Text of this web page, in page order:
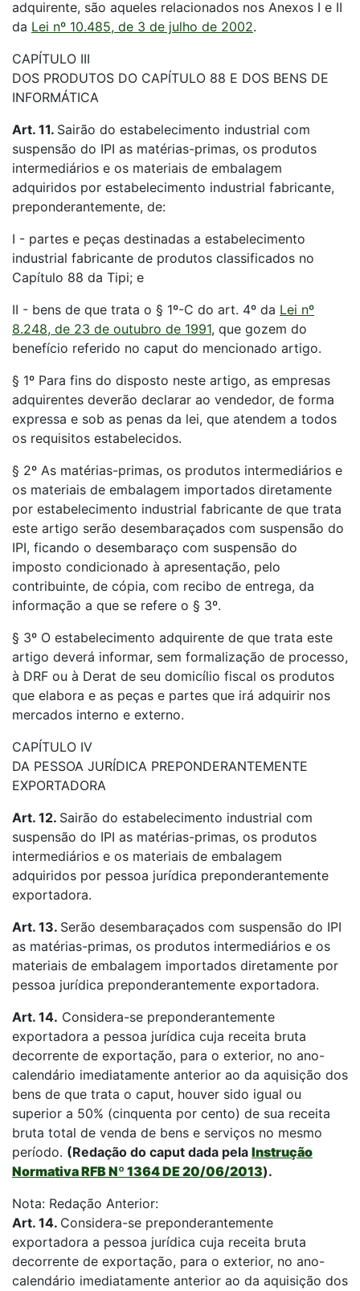
adquirente, são aqueles relacionados nos Anexos I e II
da Lei nº 10.485, de 3 de julho de 2002.
CAPÍTULO III
DOS PRODUTOS DO CAPÍTULO 88 E DOS BENS DE
INFORMÁTICA
Art. 11. Sairão do estabelecimento industrial com
suspensão do IPI as matérias-primas, os produtos
intermediários e os materiais de embalagem
adquiridos por estabelecimento industrial fabricante,
preponderantemente, de:
I - partes e peças destinadas a estabelecimento
industrial fabricante de produtos classificados no
Capítulo 88 da Tipi; e
II - bens de que trata o § 1º-C do art. 4º da Lei nº
8.248, de 23 de outubro de 1991, que gozem do
benefício referido no caput do mencionado artigo.
§ 1º Para fins do disposto neste artigo, as empresas
adquirentes deverão declarar ao vendedor, de forma
expressa e sob as penas da lei, que atendem a todos
os requisitos estabelecidos.
§ 2º As matérias-primas, os produtos intermediários e
os materiais de embalagem importados diretamente
por estabelecimento industrial fabricante de que trata
este artigo serão desembaraçados com suspensão do
IPI, ficando o desembaraço com suspensão do
imposto condicionado à apresentação, pelo
contribuinte, de cópia, com recibo de entrega, da
informação a que se refere o § 3º.
§ 3º O estabelecimento adquirente de que trata este
artigo deverá informar, sem formalização de processo,
à DRF ou à Derat de seu domicílio fiscal os produtos
que elabora e as peças e partes que irá adquirir nos
mercados interno e externo.
CAPÍTULO IV
DA PESSOA JURÍDICA PREPONDERANTEMENTE
EXPORTADORA
Art. 12. Sairão do estabelecimento industrial com
suspensão do IPI as matérias-primas, os produtos
intermediários e os materiais de embalagem
adquiridos por pessoa jurídica preponderantemente
exportadora.
Art. 13. Serão desembaraçados com suspensão do IPI
as matérias-primas, os produtos intermediários e os
materiais de embalagem importados diretamente por
pessoa jurídica preponderantemente exportadora.
Art. 14. Considera-se preponderantemente
exportadora a pessoa jurídica cuja receita bruta
decorrente de exportação, para o exterior, no ano-
calendário imediatamente anterior ao da aquisição dos
bens de que trata o caput, houver sido igual ou
superior a 50% (cinquenta por cento) de sua receita
bruta total de venda de bens e serviços no mesmo
período. (Redação do caput dada pela Instrução
Normativa RFB Nº 1364 DE 20/06/2013).
Nota: Redação Anterior:
Art. 14. Considera-se preponderantemente
exportadora a pessoa jurídica cuja receita bruta
decorrente de exportação, para o exterior, no ano-
calendário imediatamente anterior ao da aquisição dos